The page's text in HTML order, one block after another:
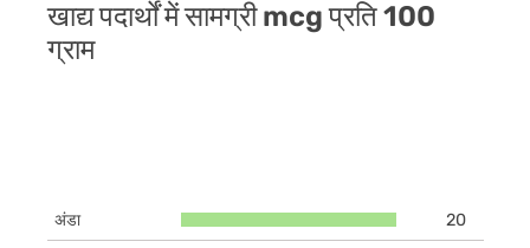
खाद्य पदार्थों में सामग्री mcg प्रति 100
ग्राम
अंडा
20